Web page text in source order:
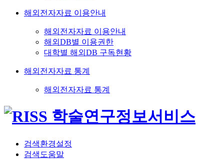
해외전자자료 이용안내
해외전자자료 이용안내
해외DB별 이용권한
대학별 해외DB 구독현황
해외전자자료 통계
해외전자자료 통계
검색환경설정
검색도움말